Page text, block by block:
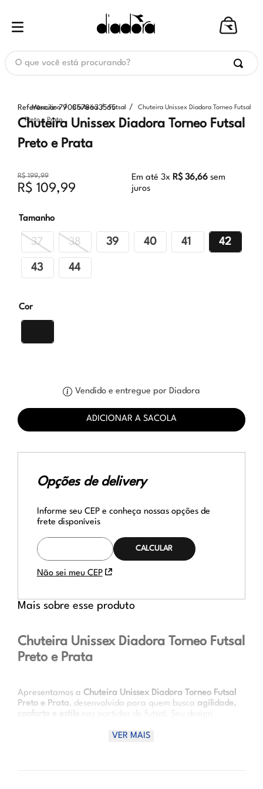
Masculino Chuteira Futsal
Chuteira Unissex Diadora Torneo Futsal
Preto e Prata
Referência:7908578633565
Chuteira Unissex Diadora Torneo Futsal
Preto e Prata
R$ 199,99
R$ 109,99
Em até 3x R$ 36,66sem
juros
Tamanho
37 38 39 40 41 42
43 44
Cor
Vendido e entregue por Diadora
ADICIONAR A SACOLA
Opções de delivery
Informe seu CEP e conheça nossas opções de
frete disponíveis
Não sei meu CEP
CALCULAR O
FRETE
Mais sobre esse produto
Chuteira Unissex Diadora Torneo Futsal
Preto e Prata
Apresentamos a Chuteira Unissex Diadora Torneo Futsal
Preto e Prata, desenvolvida para quem busca agilidade,
VER MAIS